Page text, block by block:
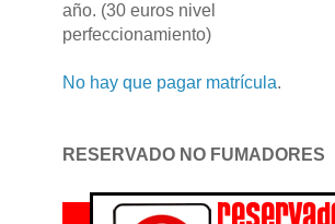
año. (30 euros nivel
perfeccionamiento)
No hay que pagar matrícula.
RESERVADO NO FUMADORES